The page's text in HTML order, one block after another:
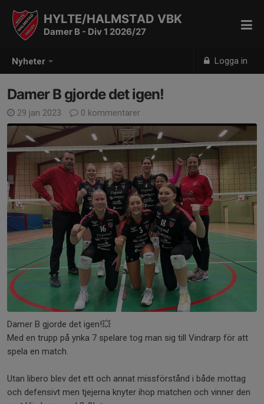
Nyheter Logga in
HYLTE/HALMSTAD VBK
Damer B - Div 1 2026/27
Damer B gjorde det igen!
29 jan 2023 0 kommentarer
Damer B gjorde det igen!💥
Med en trupp på ynka 7 spelare tog man sig till Vindrarp för att
spela en match.
Utan libero blev det ett och annat missförstånd i både mottag
och defensivt men tjejerna knyter ihop matchen och vinner den